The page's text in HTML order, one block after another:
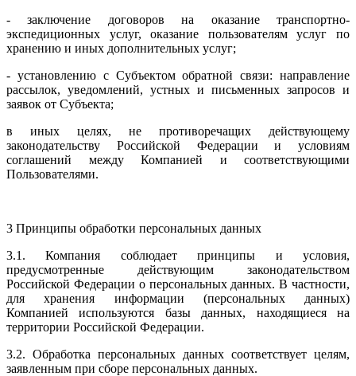
- заключение договоров на оказание транспортно-
экспедиционных услуг, оказание пользователям услуг по
хранению и иных дополнительных услуг;
- установлению с Субъектом обратной связи: направление
рассылок, уведомлений, устных и письменных запросов и
заявок от Субъекта;
в иных целях, не противоречащих действующему
законодательству Российской Федерации и условиям
соглашений между Компанией и соответствующими
Пользователями.
3 Принципы обработки персональных данных
3.1. Компания соблюдает принципы и условия,
предусмотренные действующим законодательством
Российской Федерации о персональных данных. В частности,
для хранения информации (персональных данных)
Компанией используются базы данных, находящиеся на
территории Российской Федерации.
3.2. Обработка персональных данных соответствует целям,
заявленным при сборе персональных данных.